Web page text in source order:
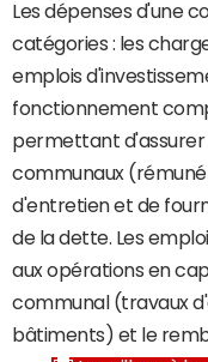
Les dépenses d'une
catégories : les
emplois
fonctionnement
permettant d'assurer
communaux
d'entretien et de
de la dette. Les
aux opérations en
communal (travaux
bâtiments) et le